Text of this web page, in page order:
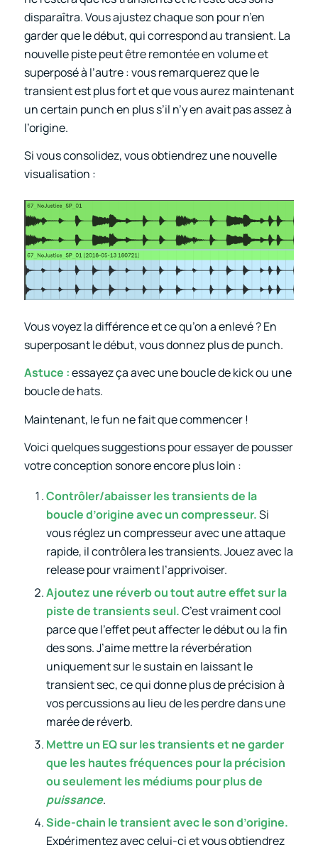
disparaîtra. Vous ajustez chaque son pour n’en
garder que le début, qui correspond au transient. La
nouvelle piste peut être remontée en volume et
superposé à l’autre : vous remarquerez que le
transient est plus fort et que vous aurez maintenant
un certain punch en plus s’il n’y en avait pas assez à
l’origine.
Si vous consolidez, vous obtiendrez une nouvelle
visualisation :
Vous voyez la différence et ce qu’on a enlevé ? En
superposant le début, vous donnez plus de punch.
Astuce :essayez ça avec une boucle de kick ou une
boucle de hats.
Maintenant, le fun ne fait que commencer !
Voici quelques suggestions pour essayer de pousser
votre conception sonore encore plus loin :
Contrôler/abaisser les transients de la
boucle d’origine avec un compresseur.Si
vous réglez un compresseur avec une attaque
rapide, il contrôlera les transients. Jouez avec la
release pour vraiment l’apprivoiser.
Ajoutez une réverb ou tout autre effet sur la
piste de transients seul.C’est vraiment cool
parce que l’effet peut affecter le début ou la fin
des sons. J’aime mettre la réverbération
uniquement sur le sustain en laissant le
transient sec, ce qui donne plus de précision à
vos percussions au lieu de les perdre dans une
marée de réverb.
Mettre un EQ sur les transients et ne garder
que les hautes fréquences pour la précision
ou seulement les médiums pour plus de
puissance.
Side-chain le transient avec le son d’origine.
Expérimentez avec celui-ci et vous obtiendrez